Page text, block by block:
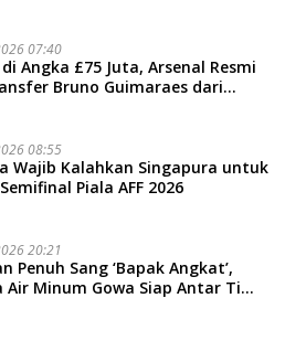
07:40
Angka £75 Juta, Arsenal Resmi
Bruno Guimaraes dari
08:55
Wajib Kalahkan Singapura untuk
Piala AFF 2026
20:21
Penuh Sang ‘Bapak Angkat’,
Air Minum Gowa Siap Antar Tim